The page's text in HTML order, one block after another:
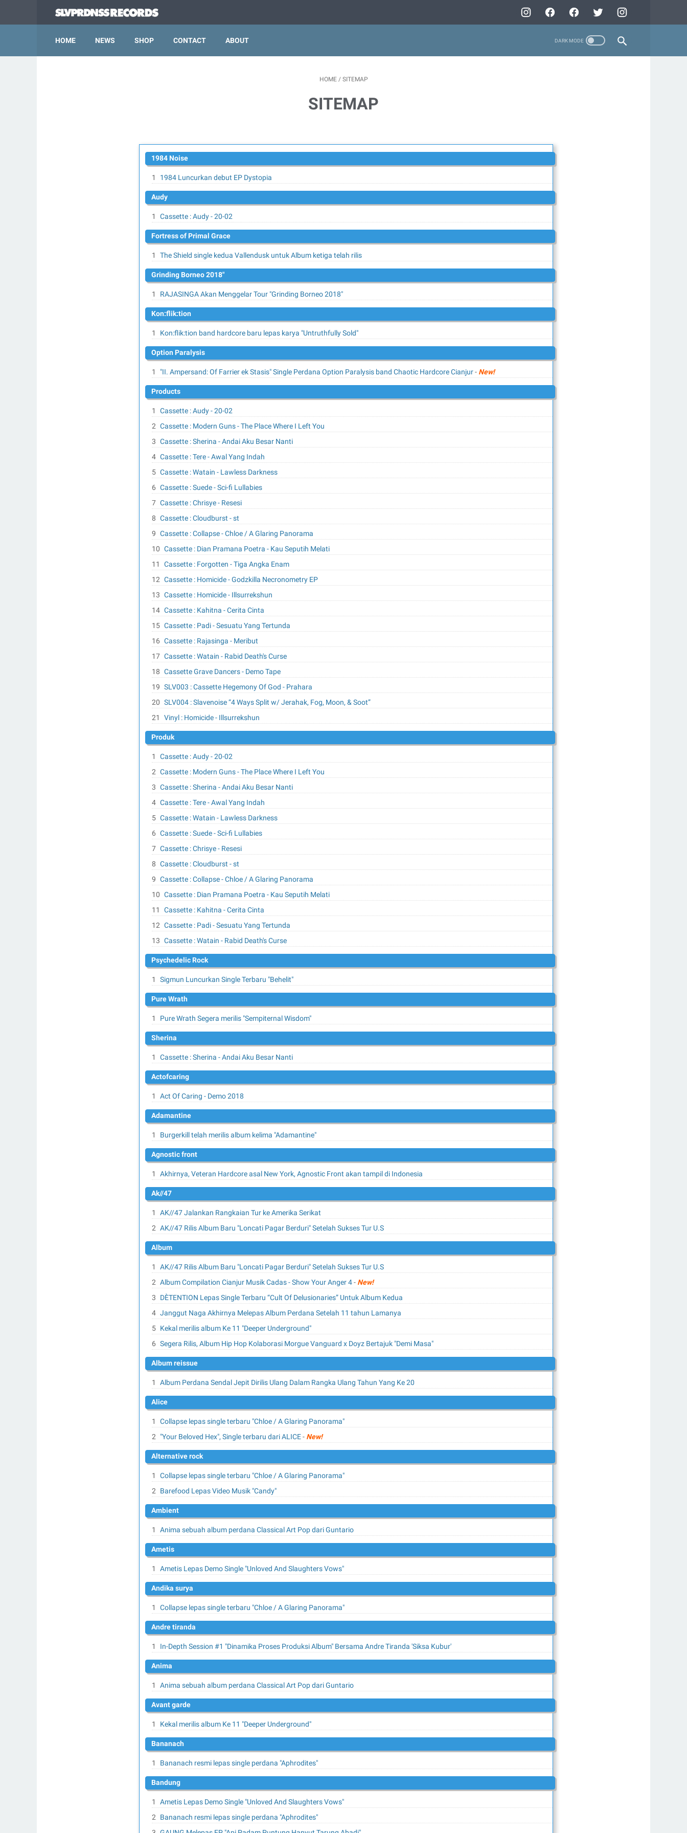
HOME NEWS SHOP CONTACT ABOUT
HOME / SITEMAP
SITEMAP
1984 Noise
1984 Luncurkan debut EP Dystopia
Audy
Cassette : Audy - 20-02
Fortress of Primal Grace
The Shield single kedua Vallendusk untuk Album ketiga telah rilis
Grinding Borneo 2018"
RAJASINGA Akan Menggelar Tour "Grinding Borneo 2018"
Kon:flik:tion
Kon:flik:tion band hardcore baru lepas karya "Untruthfully Sold"
Option Paralysis
"II. Ampersand: Of Farrier ek Stasis" Single Perdana Option Paralysis band Chaotic Hardcore Cianjur- New!
Products
Cassette : Audy - 20-02
Cassette : Modern Guns - The Place Where I Left You
Cassette : Sherina - Andai Aku Besar Nanti
Cassette : Tere - Awal Yang Indah
Cassette : Watain - Lawless Darkness
Cassette : Suede - Sci-fi Lullabies
Cassette : Chrisye - Resesi
Cassette : Cloudburst - st
Cassette : Collapse - Chloe / A Glaring Panorama
Cassette : Dian Pramana Poetra - Kau Seputih Melati
Cassette : Forgotten - Tiga Angka Enam
Cassette : Homicide - Godzkilla Necronometry EP
Cassette : Homicide - Illsurrekshun
Cassette : Kahitna - Cerita Cinta
Cassette : Padi - Sesuatu Yang Tertunda
Cassette : Rajasinga - Meribut
Cassette : Watain - Rabid Death's Curse
Cassette Grave Dancers - Demo Tape
SLV003 : Cassette Hegemony Of God - Prahara
SLV004 : Slavenoise “4 Ways Split w/ Jerahak, Fog, Moon, & Soot”
Vinyl : Homicide - Illsurrekshun
Produk
Cassette : Audy - 20-02
Cassette : Modern Guns - The Place Where I Left You
Cassette : Sherina - Andai Aku Besar Nanti
Cassette : Tere - Awal Yang Indah
Cassette : Watain - Lawless Darkness
Cassette : Suede - Sci-fi Lullabies
Cassette : Chrisye - Resesi
Cassette : Cloudburst - st
Cassette : Collapse - Chloe / A Glaring Panorama
Cassette : Dian Pramana Poetra - Kau Seputih Melati
Cassette : Kahitna - Cerita Cinta
Cassette : Padi - Sesuatu Yang Tertunda
Cassette : Watain - Rabid Death's Curse
Psychedelic Rock
Sigmun Luncurkan Single Terbaru "Behelit"
Pure Wrath
Pure Wrath Segera merilis "Sempiternal Wisdom"
Sherina
Cassette : Sherina - Andai Aku Besar Nanti
actofcaring
Act Of Caring - Demo 2018
adamantine
Burgerkill telah merilis album kelima "Adamantine"
agnostic front
Akhirnya, Veteran Hardcore asal New York, Agnostic Front akan tampil di Indonesia
ak//47
AK//47 Jalankan Rangkaian Tur ke Amerika Serikat
AK//47 Rilis Album Baru "Loncati Pagar Berduri" Setelah Sukses Tur U.S
album
AK//47 Rilis Album Baru "Loncati Pagar Berduri" Setelah Sukses Tur U.S
Album Compilation Cianjur Musik Cadas - Show Your Anger 4- New!
DÈTENTION Lepas Single Terbaru “Cult Of Delusionaries” Untuk Album Kedua
Janggut Naga Akhirnya Melepas Album Perdana Setelah 11 tahun Lamanya
Kekal merilis album Ke 11 "Deeper Underground"
Segera Rilis, Album Hip Hop Kolaborasi Morgue Vanguard x Doyz Bertajuk "Demi Masa"
album reissue
Album Perdana Sendal Jepit Dirilis Ulang Dalam Rangka Ulang Tahun Yang Ke 20
alice
Collapse lepas single terbaru "Chloe / A Glaring Panorama"
"Your Beloved Hex", Single terbaru dari ALICE- New!
alternative rock
Collapse lepas single terbaru "Chloe / A Glaring Panorama"
Barefood Lepas Video Musik "Candy"
ambient
Anima sebuah album perdana Classical Art Pop dari Guntario
ametis
Ametis Lepas Demo Single "Unloved And Slaughters Vows"
andika surya
Collapse lepas single terbaru "Chloe / A Glaring Panorama"
andre tiranda
In-Depth Session #1 "Dinamika Proses Produksi Album" Bersama Andre Tiranda 'Siksa Kubur'
anima
Anima sebuah album perdana Classical Art Pop dari Guntario
avant garde
Kekal merilis album Ke 11 "Deeper Underground"
bananach
Bananach resmi lepas single perdana "Aphrodites"
bandung
Ametis Lepas Demo Single "Unloved And Slaughters Vows"
Bananach resmi lepas single perdana "Aphrodites"